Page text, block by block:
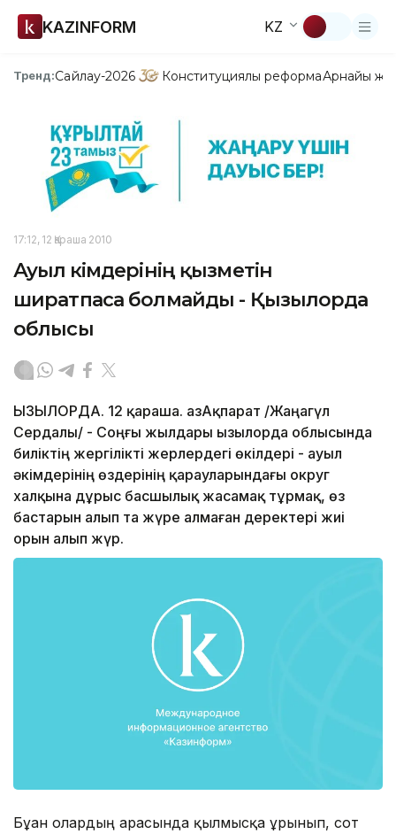
KAZINFORM KZ
Тренд:Сайлау-2026 Конституциялық реформаАрнайы
17:12, 12 Қараша 2010
Ауыл әкімдерінің қызметін
ширатпаса болмайды - Қызылорда
облысы
ҚЫЗЫЛОРДА. 12 қараша. ҚазАқпарат /Жаңагүл
Сердалы/ - Соңғы жылдары Қызылорда облысында
биліктің жергілікті жерлердегі өкілдері - ауыл
әкімдерінің өздерінің қарауларындағы округ
халқына дұрыс басшылық жасамақ тұрмақ, өз
бастарын алып та жүре алмаған деректері жиі
орын алып жүр.
Бұған олардың арасында қылмысқа ұрынып, сот